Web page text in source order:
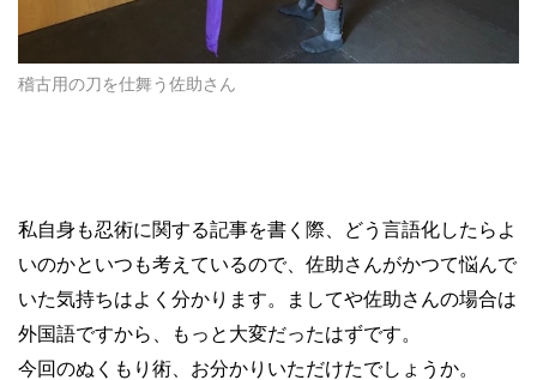
稽古用の刀を仕舞う佐助さん
私自身も忍術に関する記事を書く際、どう言語化したらよ
いのかといつも考えているので、佐助さんがかつて悩んで
いた気持ちはよく分かります。ましてや佐助さんの場合は
外国語ですから、もっと大変だったはずです。
今回のぬくもり術、お分かりいただけたでしょうか。